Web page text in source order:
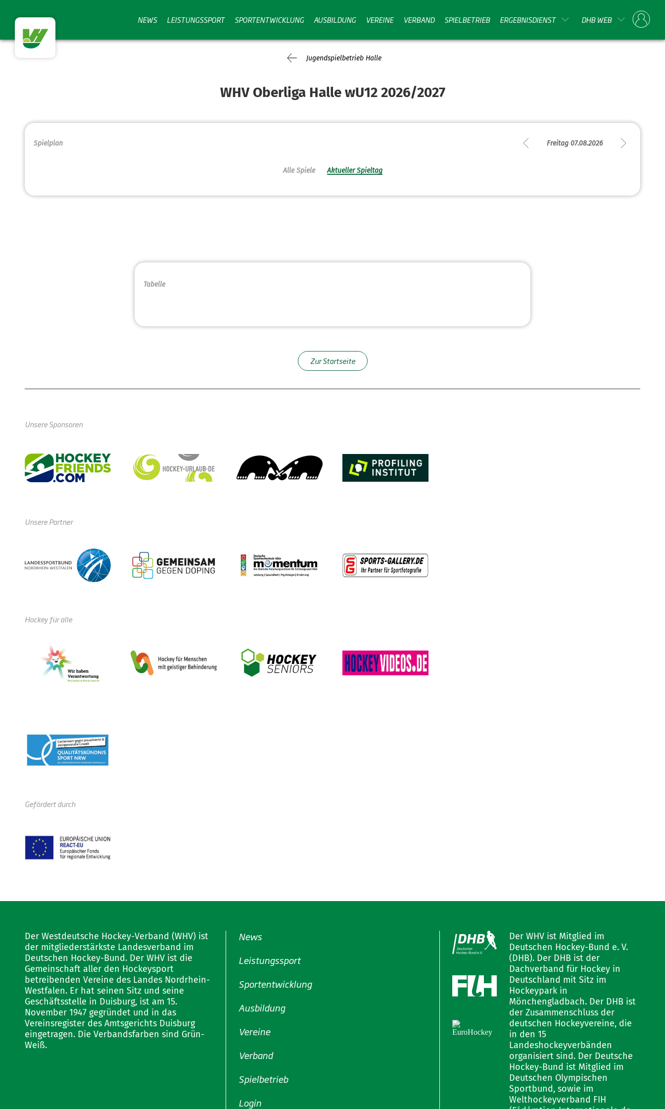
NEWS LEISTUNGSSPORT SPORTENTWICKLUNG AUSBILDUNG VEREINE VERBAND SPIELBETRIEB ERGEBNISDIENST DHB WEB
Jugendspielbetrieb Halle
WHV Oberliga Halle wU12 2026/2027
Spielplan Freitag 07.08.2026
Alle Spiele Aktueller Spieltag
Tabelle
Zur Startseite
Unsere Sponsoren
Unsere Partner
Hockey für alle
Gefördert durch
Der Westdeutsche Hockey-Verband (WHV) ist
der mitgliederstärkste Landesverband im
Deutschen Hockey-Bund. Der WHV ist die
Gemeinschaft aller den Hockeysport
betreibenden Vereine des Landes Nordrhein-
Westfalen. Er hat seinen Sitz und seine
Geschäftsstelle in Duisburg, ist am 15.
November 1947 gegründet und in das
Vereinsregister des Amtsgerichts Duisburg
eingetragen. Die Verbandsfarben sind Grün-
Weiß.
News
Leistungssport
Sportentwicklung
Ausbildung
Vereine
Verband
Spielbetrieb
Login
Der WHV ist Mitglied im
Deutschen Hockey-Bund e. V.
(DHB). Der DHB ist der
Dachverband für Hockey in
Deutschland mit Sitz im
Hockeypark in
Mönchengladbach. Der DHB ist
der Zusammenschluss der
deutschen Hockeyvereine, die
in den 15
Landeshockeyverbänden
organisiert sind. Der Deutsche
Hockey-Bund ist Mitglied im
Deutschen Olympischen
Sportbund, sowie im
Welthockeyverband FIH